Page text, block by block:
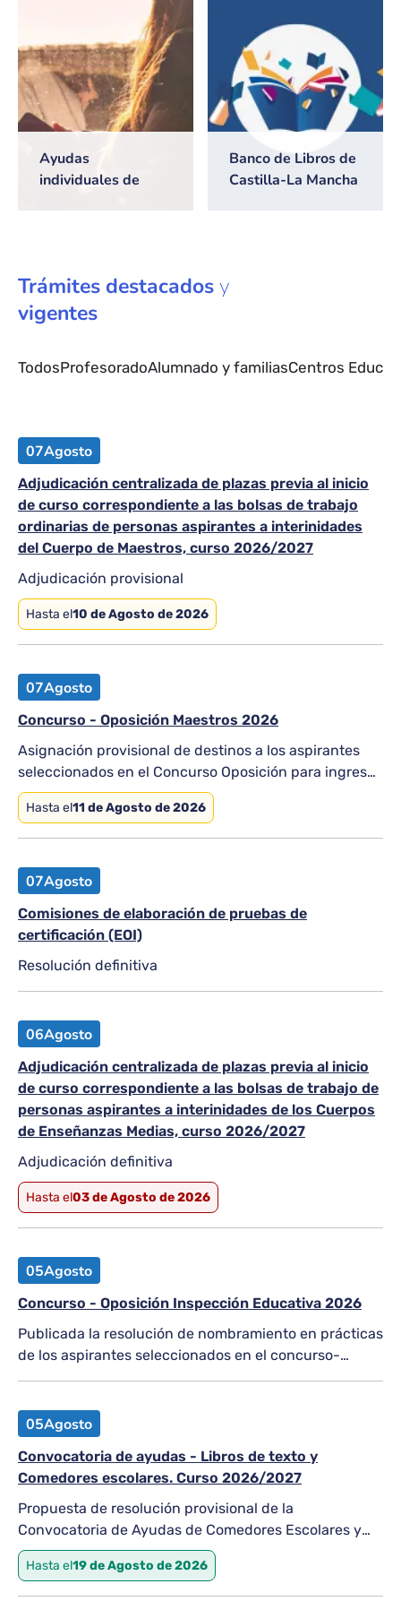
Ayudas
individuales de
Banco de Libros de
Castilla-La Mancha
Trámites destacadosy
vigentes
TodosProfesoradoAlumnado y familiasCentros
07Agosto
Adjudicación centralizada de plazas previa al inicio
de curso correspondiente a las bolsas de trabajo
ordinarias de personas aspirantes a interinidades
del Cuerpo de Maestros, curso 2026/2027
Adjudicación provisional
Hasta el10 de Agosto de 2026
07Agosto
Concurso - Oposición Maestros 2026
Asignación provisional de destinos a los aspirantes
seleccionados en el Concurso Oposición para ingreso
en el Cuerpo Maestros.
Hasta el11 de Agosto de 2026
07Agosto
Comisiones de elaboración de pruebas de
certificación (EOI)
Resolución definitiva
06Agosto
Adjudicación centralizada de plazas previa al inicio
de curso correspondiente a las bolsas de trabajo de
personas aspirantes a interinidades de los Cuerpos
de Enseñanzas Medias, curso 2026/2027
Adjudicación definitiva
Hasta el03 de Agosto de 2026
05Agosto
Concurso - Oposición Inspección Educativa 2026
Publicada la resolución de nombramiento en prácticas
de los aspirantes seleccionados en el concurso-
19/12/2025), regulación de la fase...
05Agosto
Convocatoria de ayudas - Libros de texto y
Comedores escolares. Curso 2026/2027
Propuesta de resolución provisional de la
Convocatoria de Ayudas de Comedores Escolares y
Libros de Texto (Periodo Ordinario). Curso 2026/2027
Hasta el19 de Agosto de 2026